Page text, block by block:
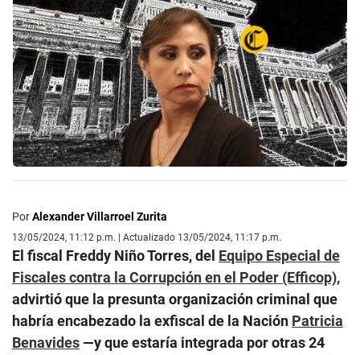
PorAlexander Villarroel Zurita
13/05/2024, 11:12 p.m. | Actualizado 13/05/2024, 11:17 p.m.
El fiscal Freddy Niño Torres, del Equipo Especial de
Fiscales contra la Corrupción en el Poder (Efficop),
advirtió que la presunta organización criminal que
habría encabezado la exfiscal de la Nación Patricia
Benavides —y que estaría integrada por otras 24